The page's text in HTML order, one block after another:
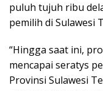
puluh tujuh ribu
pemilih di Sulawesi
“Hingga saat ini,
mencapai seratys
Provinsi Sulawesi